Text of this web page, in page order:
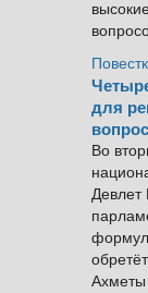
для
Во
Девлет